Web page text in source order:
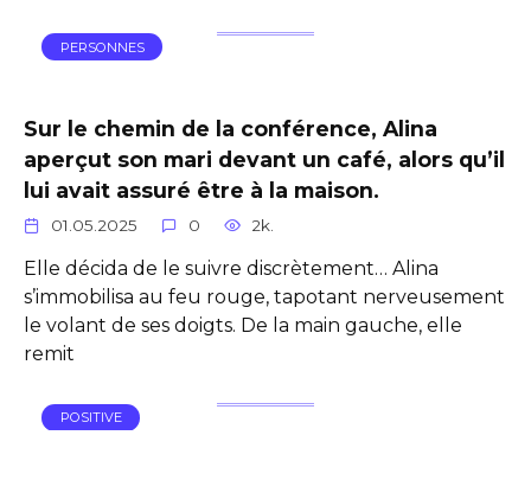
PERSONNES
Sur le chemin de la conférence, Alina
aperçut son mari devant un café, alors qu’il
lui avait assuré être à la maison.
01.05.2025 0 2k.
Elle décida de le suivre discrètement… Alina
s’immobilisa au feu rouge, tapotant nerveusement
le volant de ses doigts. De la main gauche, elle
remit
POSITIVE